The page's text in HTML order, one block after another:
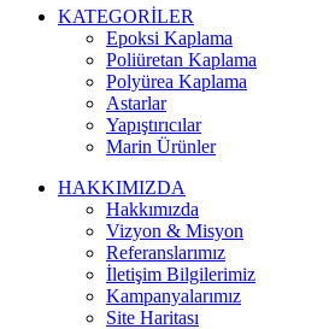
KATEGORİLER
Epoksi Kaplama
Poliüretan Kaplama
Polyürea Kaplama
Astarlar
Yapıştırıcılar
Marin Ürünler
HAKKIMIZDA
Hakkımızda
Vizyon & Misyon
Referanslarımız
İletişim Bilgilerimiz
Kampanyalarımız
Site Haritası